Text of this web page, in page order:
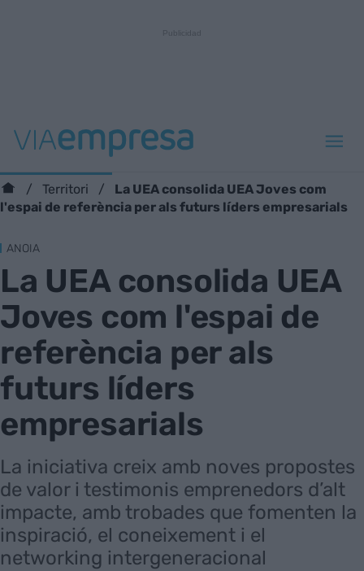
Territori
La UEA consolida UEA Joves com
l'espai de referència per als futurs líders empresarials
ANOIA
La UEA consolida UEA
Joves com l'espai de
referència per als
futurs líders
empresarials
La iniciativa creix amb noves propostes
de valor i testimonis emprenedors d’alt
impacte, amb trobades que fomenten la
inspiració, el coneixement i el
networking intergeneracional